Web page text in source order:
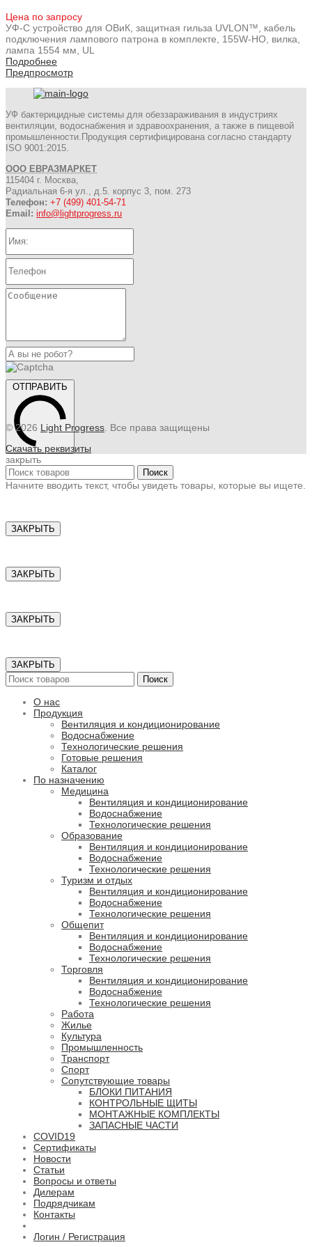
Цена по запросу
УФ-С устройство для ОВиК, защитная гильза UVLON™, кабель
подключения лампового патрона в комплекте, 155W-HO, вилка,
лампа 1554 мм, UL
Подробнее
Предпросмотр
УФ бактерицидные системы для обеззараживания в индустриях
вентиляции, водоснабжения и здравоохранения, а также в пищевой
промышленности.Продукция сертифицирована согласно стандарту
ISO 9001:2015.
ООО ЕВРАЗМАРКЕТ
115404 г. Москва,
Радиальная 6-я ул., д.5. корпус 3, пом. 273
Телефон: +7 (499) 401-54-71
Email: info@lightprogress.ru
ОТПРАВИТЬ
© 2026 Light Progress . Все права защищены
Скачать реквизиты
закрыть
Поиск
Начните вводить текст, чтобы увидеть товары, которые вы ищете.
ЗАКРЫТЬ
ЗАКРЫТЬ
ЗАКРЫТЬ
ЗАКРЫТЬ
Поиск
О нас
Продукция
Вентиляция и кондиционирование
Водоснабжение
Технологические решения
Готовые решения
Каталог
По назначению
Медицина
Вентиляция и кондиционирование
Водоснабжение
Технологические решения
Образование
Вентиляция и кондиционирование
Водоснабжение
Технологические решения
Туризм и отдых
Вентиляция и кондиционирование
Водоснабжение
Технологические решения
Общепит
Вентиляция и кондиционирование
Водоснабжение
Технологические решения
Торговля
Вентиляция и кондиционирование
Водоснабжение
Технологические решения
Работа
Жилье
Культура
Промышленность
Транспорт
Спорт
Сопутствующие товары
БЛОКИ ПИТАНИЯ
КОНТРОЛЬНЫЕ ЩИТЫ
МОНТАЖНЫЕ КОМПЛЕКТЫ
ЗАПАСНЫЕ ЧАСТИ
COVID19
Сертификаты
Новости
Статьи
Вопросы и ответы
Дилерам
Подрядчикам
Контакты
Логин / Регистрация